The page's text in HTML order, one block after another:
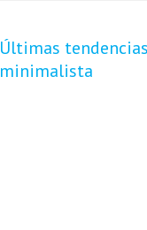
Últimas
minimalista